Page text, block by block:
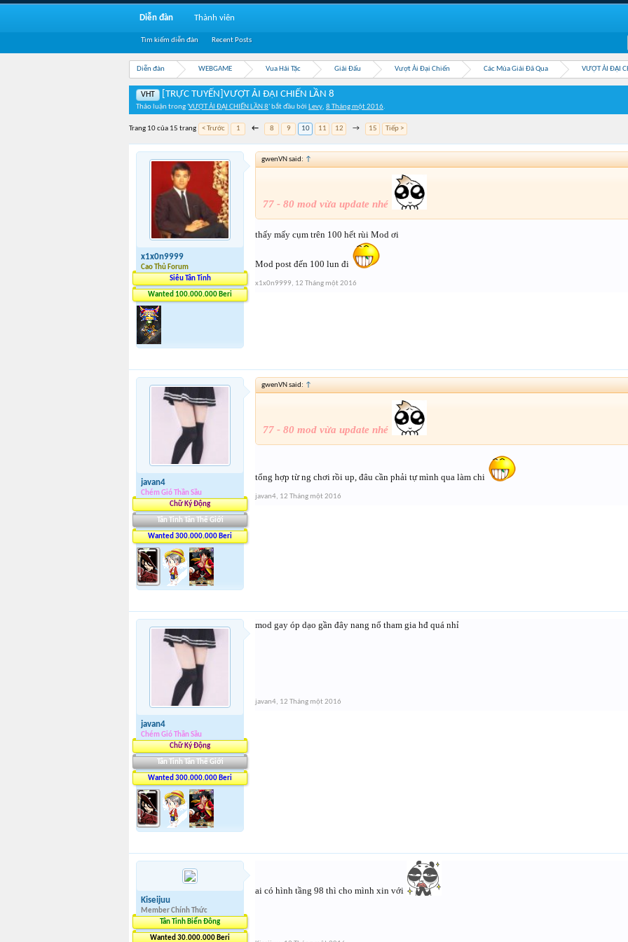
Diễn đàn WEBGAME Vua Hải Tặc Giải Đấu Vượt Ải Đại Chiến Các Mùa Giải Đã Qua VƯỢT ẢI ĐẠI
VHT [TRỰC TUYẾN]VƯỢT ẢI ĐẠI CHIẾN LẦN 8
Thảo luận trong 'VƯỢT ẢI ĐẠI CHIẾN LẦN 8' bắt đầu bởi Levy, 8 Tháng một 2016.
Trang 10 của 15 trang < Trước 1 ← 8 9 10 11 12 → 15 Tiếp >
x1x0n9999
Cao Thủ Forum
Siêu Tân Tinh
Wanted 100.000.000 Beri
gwenVN said: ↑
77 - 80 mod vừa update nhé
thấy mấy cụm trên 100 hết rùi Mod ơi
Mod post đến 100 lun đi
x1x0n9999, 12 Tháng một 2016
javan4
Chém Gió Thần Sầu
Chữ Ký Động
Tân Tinh Tân Thế Giới
Wanted 300.000.000 Beri
gwenVN said: ↑
77 - 80 mod vừa update nhé
tổng hợp từ ng chơi rồi up, đâu cần phải tự mình qua làm chi
javan4, 12 Tháng một 2016
javan4
Chém Gió Thần Sầu
Chữ Ký Động
Tân Tinh Tân Thế Giới
Wanted 300.000.000 Beri
mod gay óp dạo gần đây nang nổ tham gia hđ quá nhỉ
javan4, 12 Tháng một 2016
Kiseijuu
Member Chính Thức
Tân Tinh Biển Đông
Wanted 30.000.000 Beri
ai có hình tầng 98 thì cho mình xin với
Diễn đàn
Tìm kiếm diễn đàn Recent Posts
Thành viên